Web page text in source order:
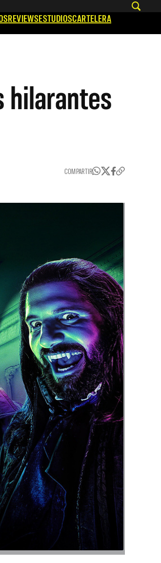
REVIEWSESTUDIOSCARTELERA
hilarantes
COMPARTIR